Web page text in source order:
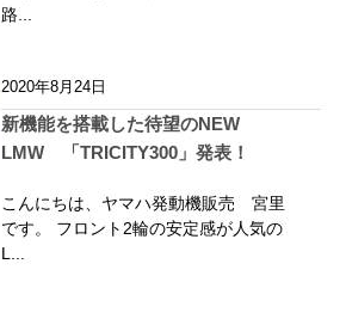
路...
2020年8月24日
新機能を搭載した待望のNEW
LMW 「TRICITY300」発表！
こんにちは、ヤマハ発動機販売 宮里
です。 フロント2輪の安定感が人気の
L...